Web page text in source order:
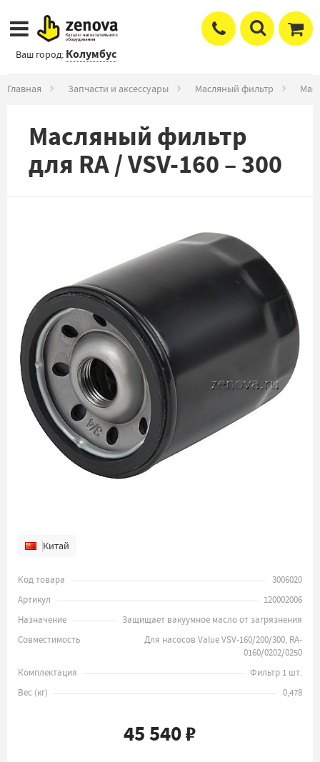
Ваш город: Колумбус
Главная Запчасти и аксессуары Масляный фильтр
Масляный фильтр
для RA / VSV-160 – 300
Китай
Код товара
3006020
Артикул
120002006
Назначение
Защищает вакуумное масло от загрязнения
Совместимость
Для насосов Value VSV-160/200/300, RA-
0160/0202/0250
Комплектация
Фильтр 1 шт.
Вес (кг) 0,478
45 540 ₽